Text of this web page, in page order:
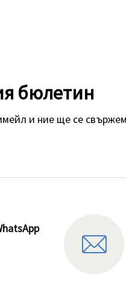
бюлетин
и ние ще се